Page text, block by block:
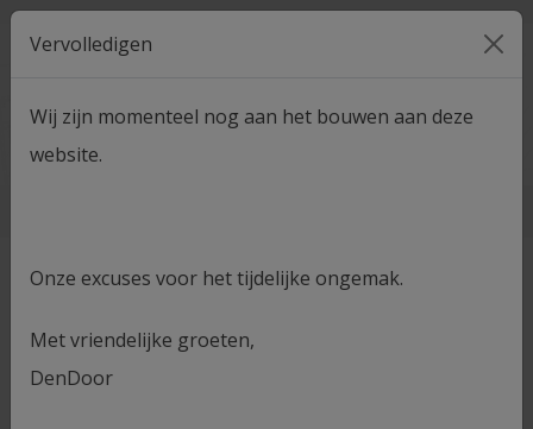
VERFIJN SELECTIE
Vervolledigen
Wij zijn momenteel nog aan het bouwen aan deze
website.
Onze excuses voor het tijdelijke ongemak.
Met vriendelijke groeten,
DenDoor